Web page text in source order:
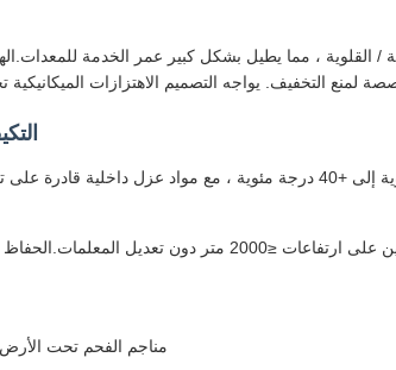
/ القلوية ، مما يطيل بشكل كبير عمر الخدمة
مناجم الفحم تحت